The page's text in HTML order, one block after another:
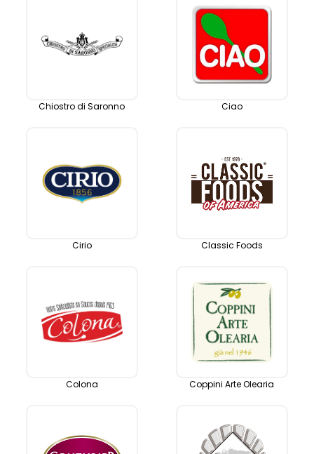
Chiostro di Saronno Ciao
Cirio Classic Foods
Colona Coppini Arte Olearia